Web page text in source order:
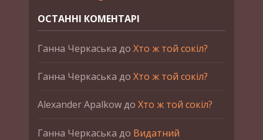
ОСТАННІ КОМЕНТАРІ
Ганна Черкаська до Хто ж той сокіл?
Ганна Черкаська до Хто ж той сокіл?
Alexander Apalkowдо Хто ж той сокіл?
Ганна Черкаська до Видатний